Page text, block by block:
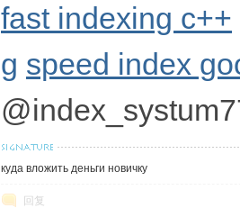
fast indexing c++
g speed index
куда вложить деньги новичку
回复